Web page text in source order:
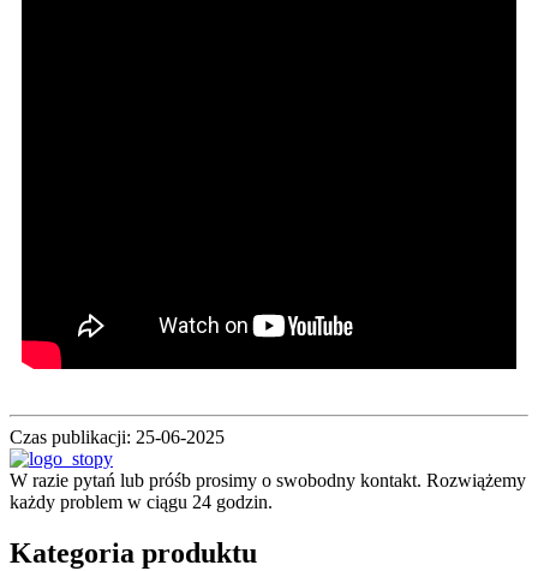
Czas publikacji: 25-06-2025
W razie pytań lub próśb prosimy o swobodny kontakt. Rozwiążemy
każdy problem w ciągu 24 godzin.
Kategoria produktu